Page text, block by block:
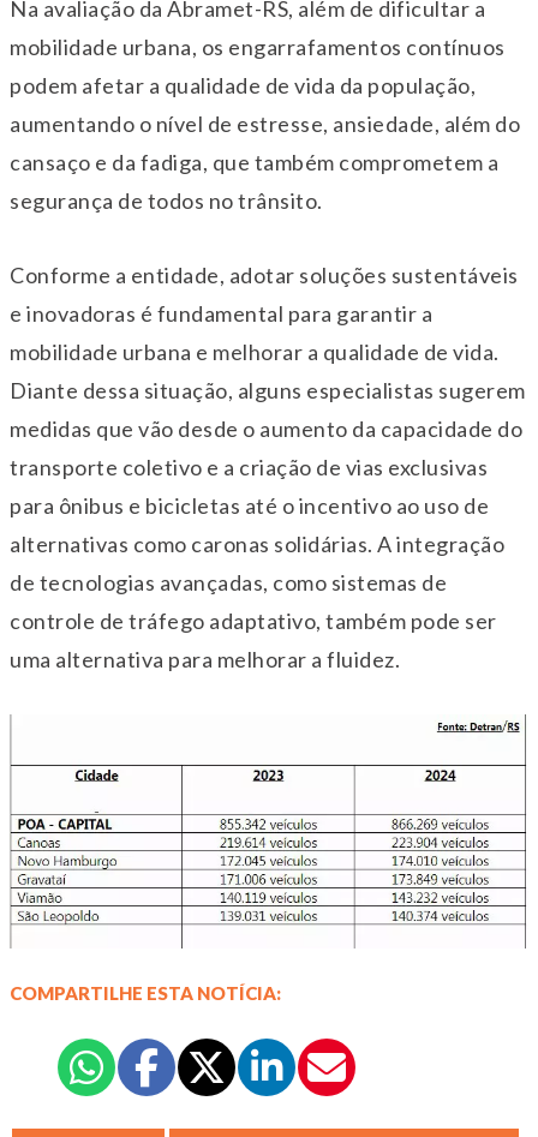
Na avaliação da Abramet-RS, além de dificultar a
mobilidade urbana, os engarrafamentos contínuos
podem afetar a qualidade de vida da população,
aumentando o nível de estresse, ansiedade, além do
cansaço e da fadiga, que também comprometem a
segurança de todos no trânsito.
Conforme a entidade, adotar soluções sustentáveis
e inovadoras é fundamental para garantir a
mobilidade urbana e melhorar a qualidade de vida.
Diante dessa situação, alguns especialistas sugerem
medidas que vão desde o aumento da capacidade do
transporte coletivo e a criação de vias exclusivas
para ônibus e bicicletas até o incentivo ao uso de
alternativas como caronas solidárias. A integração
de tecnologias avançadas, como sistemas de
controle de tráfego adaptativo, também pode ser
uma alternativa para melhorar a fluidez.
COMPARTILHE ESTA NOTÍCIA: